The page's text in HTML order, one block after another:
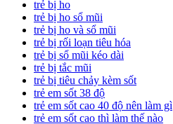
trẻ bị ho
trẻ bị ho sổ mũi
trẻ bị ho và sổ mũi
trẻ bị rối loạn tiêu hóa
trẻ bị sổ mũi kéo dài
trẻ bị tắc mũi
trẻ bị tiêu chảy kèm sốt
trẻ em sốt 38 độ
trẻ em sốt cao 40 độ nên làm gì
trẻ em sốt cao thì làm thế nào